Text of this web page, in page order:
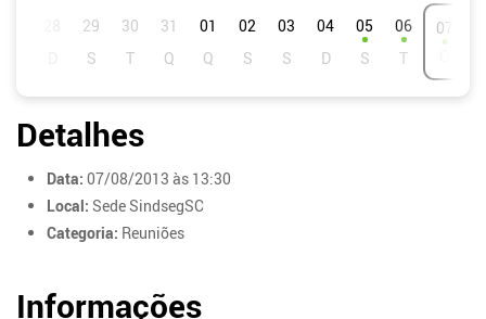
01 02 03 04 05 06 07
Detalhes
Data: 07/08/2013 às 13:30
Local: Sede SindsegSC
Categoria: Reuniões
Informações